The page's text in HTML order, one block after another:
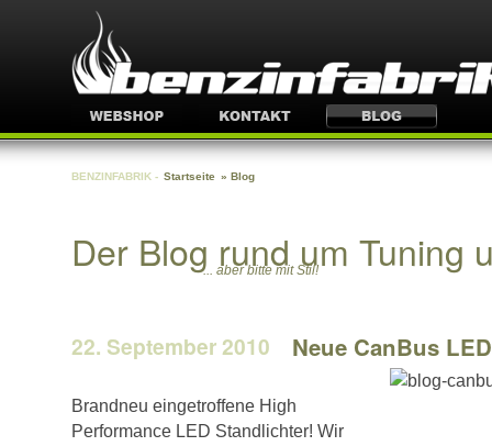
BENZINFABRIK - Startseite » Blog
Der Blog rund um Tuning
... aber bitte mit Stil!
22. September 2010 Neue CanBus
Brandneu eingetroffene High
Performance LED Standlichter! Wir